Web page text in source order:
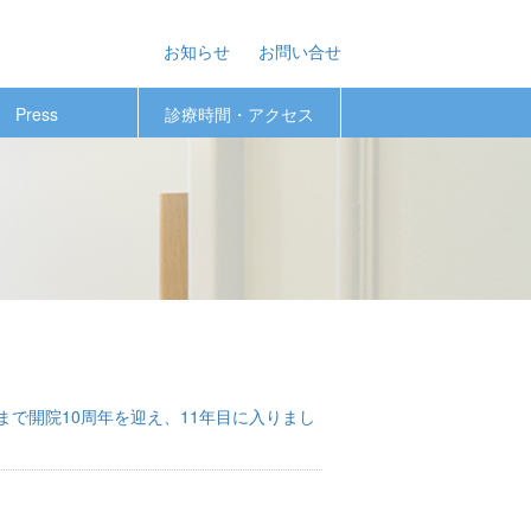
お知らせ お問い合せ
Press 診療時間・アクセス
で開院10周年を迎え、11年目に入りまし